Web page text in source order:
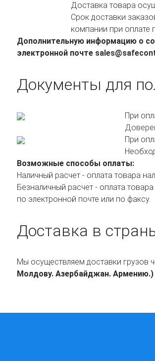
Доставка товара
Срок доставки
компании при оплате
Дополнительную информацию о
электронной почте
Документы для
При
При
Возможные способы оплаты:
Наличный расчет - оплата товара
Безналичный расчет - оплата
по электронной почте или по факсу.
Доставка в
Мы осуществляем доставки грузов
Молдову. Азербайджан. Армению.)